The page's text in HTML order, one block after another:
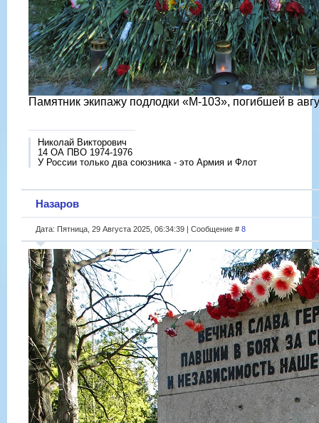
Памятник экипажу подлодки «М-103», погибшей в
Николай Викторович
14 ОА ПВО 1974-1976
У России только два союзника - это Армия и Флот
Назаров
Дата: Пятница, 29 Августа 2025, 06:34:39 | Сообщение # 8